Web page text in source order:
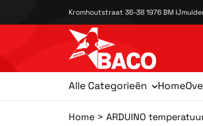
Kromhoutstraat 36-38 1976 BM
Alle Categorieën Home
Home ARDUINO